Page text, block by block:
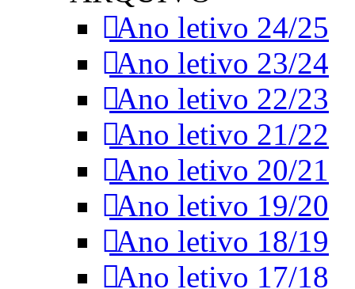
Ano letivo 24/25
Ano letivo 23/24
Ano letivo 22/23
Ano letivo 21/22
Ano letivo 20/21
Ano letivo 19/20
Ano letivo 18/19
Ano letivo 17/18